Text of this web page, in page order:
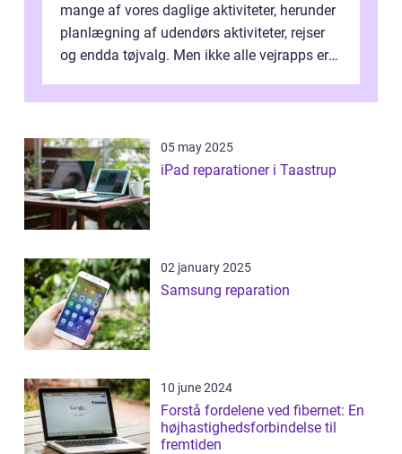
mange af vores daglige aktiviteter, herunder
planlægning af udendørs aktiviteter, rejser
og endda tøjvalg. Men ikke alle vejrapps er
05 may 2025
iPad reparationer i Taastrup
02 january 2025
Samsung reparation
10 june 2024
Forstå fordelene ved fibernet: En
højhastighedsforbindelse til
fremtiden